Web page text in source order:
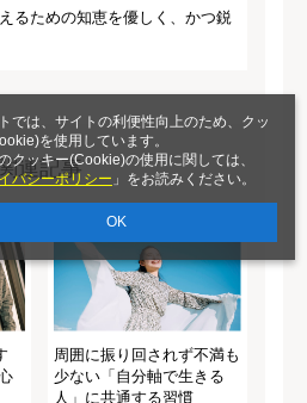
では、サイトの利便性向上のため、クッ
を使用しています。
クッキー(Cookie)の使用に関しては、
バシーポリシー 」をお読みください。
OK
るための知恵を優しく、かつ鋭
連記事
周囲に振り回されず不満も
少ない「自分軸で生きる
人」に共通する習慣